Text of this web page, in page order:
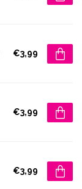
€3,99
€3,99
€3,99